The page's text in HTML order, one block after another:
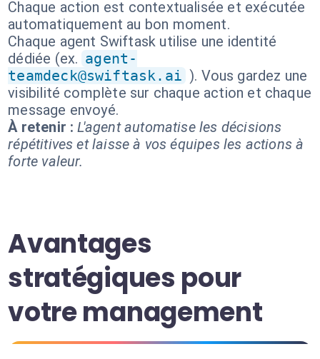
Chaque action est contextualisée et exécutée
automatiquement au bon moment.
Chaque agent Swiftask utilise une identité
dédiée (ex. agent-
teamdeck@swiftask.ai ). Vous gardez une
visibilité complète sur chaque action et chaque
message envoyé.
À retenir : L'agent automatise les décisions
répétitives et laisse à vos équipes les actions à
forte valeur.
Avantages
stratégiques pour
votre management